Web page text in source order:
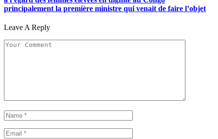
principalement la première ministre qui venait de faire l’objet
Leave A Reply